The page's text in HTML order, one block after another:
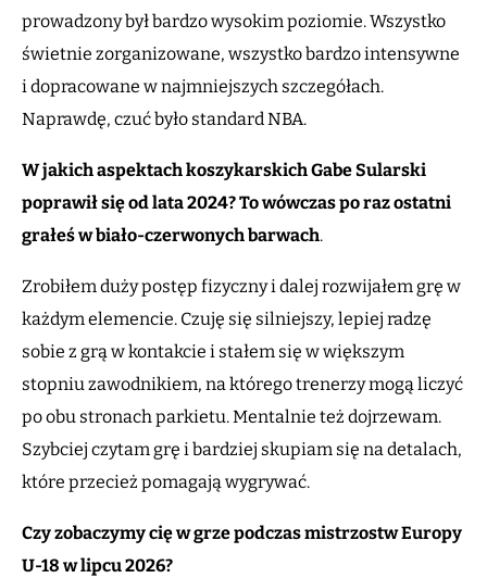
prowadzony był bardzo wysokim poziomie. Wszystko
świetnie zorganizowane, wszystko bardzo intensywne
i dopracowane w najmniejszych szczegółach.
Naprawdę, czuć było standard NBA.
W jakich aspektach koszykarskich Gabe Sularski
poprawił się od lata 2024? To wówczas po raz ostatni
grałeś w biało-czerwonych barwach.
Zrobiłem duży postęp fizyczny i dalej rozwijałem grę w
każdym elemencie. Czuję się silniejszy, lepiej radzę
sobie z grą w kontakcie i stałem się w większym
stopniu zawodnikiem, na którego trenerzy mogą liczyć
po obu stronach parkietu. Mentalnie też dojrzewam.
Szybciej czytam grę i bardziej skupiam się na detalach,
które przecież pomagają wygrywać.
Czy zobaczymy cię w grze podczas mistrzostw Europy
U-18 w lipcu 2026?